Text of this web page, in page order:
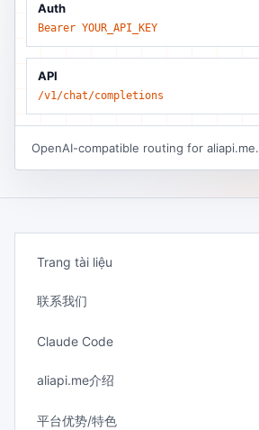
Auth
Bearer YOUR_API_KEY
API
/v1/chat/completions
OpenAI-compatible routing for aliapi.me.
Trang tài liệu
联系我们
Claude Code
aliapi.me介绍
平台优势/特色